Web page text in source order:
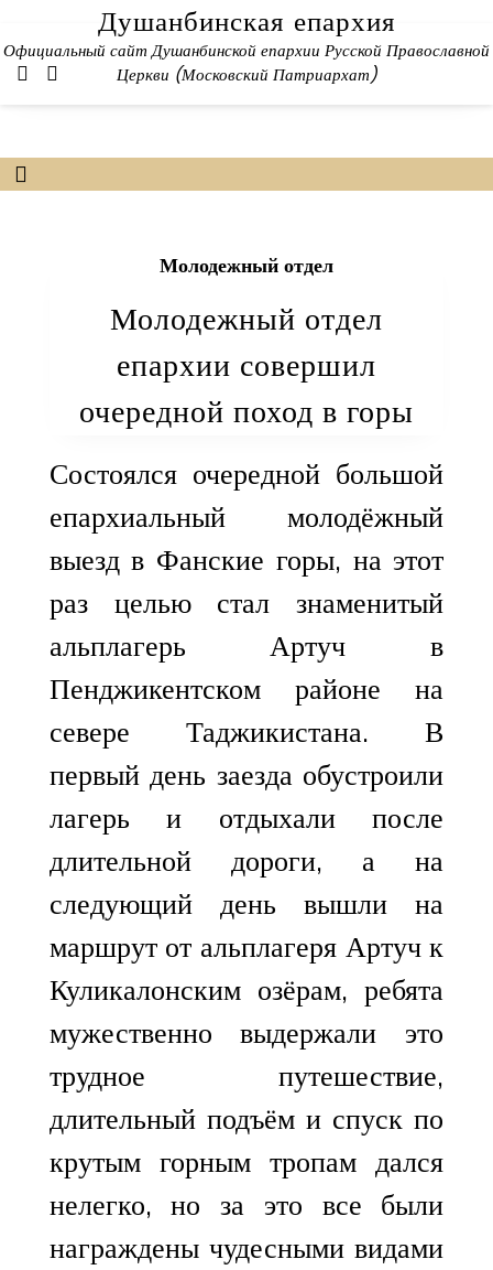
content
Душанбинская епархия
Официальный сайт Душанбинской епархии Русской Православной
Церкви (Московский Патриархат)
Молодежный отдел
Молодежный отдел
епархии совершил
очередной поход в горы
Состоялся очередной большой
епархиальный молодёжный
выезд в Фанские горы, на этот
раз целью стал знаменитый
альплагерь Артуч в
Пенджикентском районе на
севере Таджикистана. В
первый день заезда обустроили
лагерь и отдыхали после
длительной дороги, а на
следующий день вышли на
маршрут от альплагеря Артуч к
Куликалонским озёрам, ребята
мужественно выдержали это
трудное путешествие,
длительный подъём и спуск по
крутым горным тропам дался
нелегко, но за это все были
награждены чудесными видами